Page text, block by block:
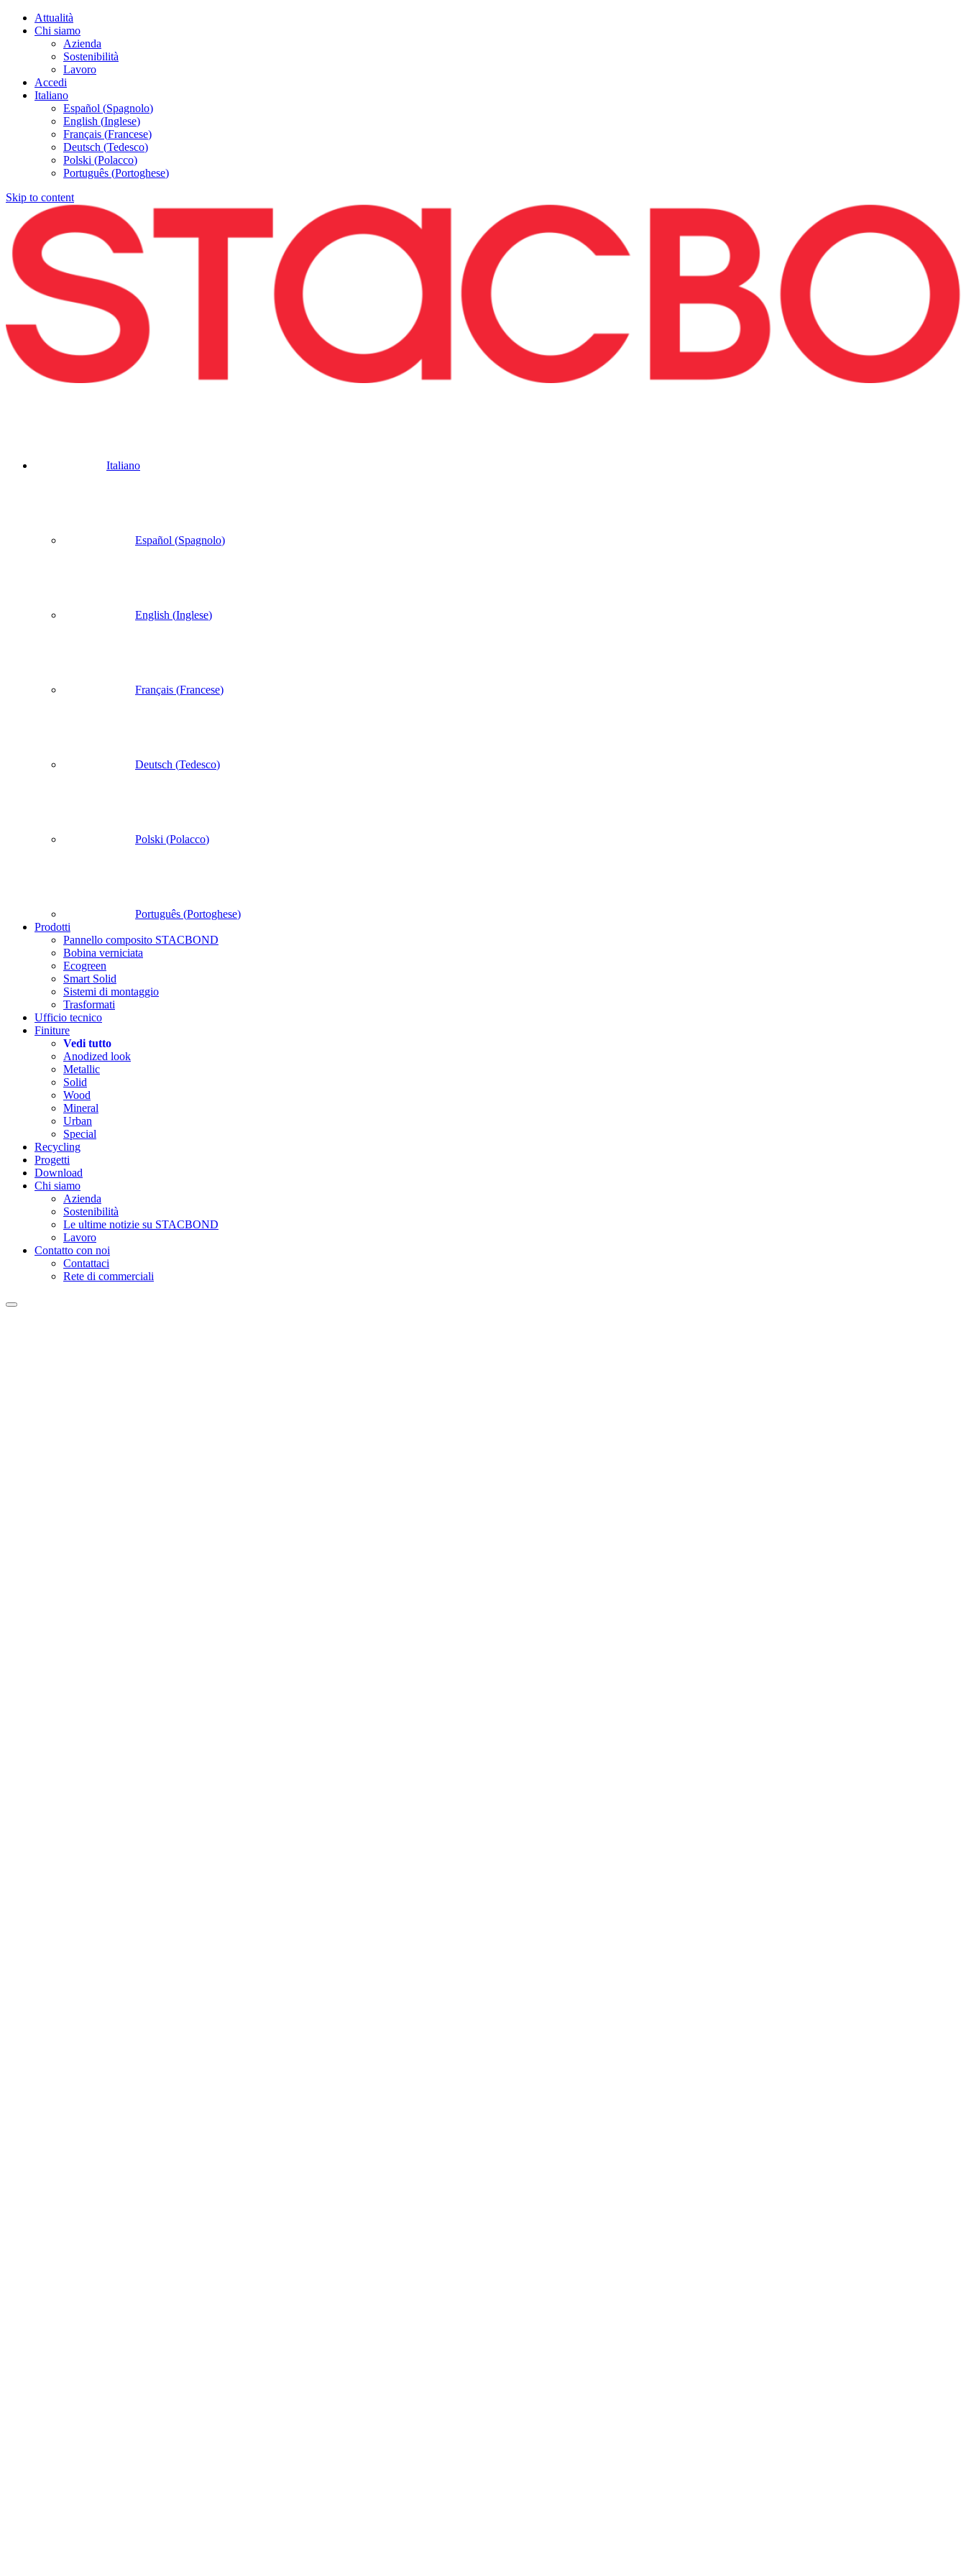
Attualità
Chi siamo
Azienda
Sostenibilità
Lavoro
Accedi
Italiano
Español (Spagnolo)
English (Inglese)
Français (Francese)
Deutsch (Tedesco)
Polski (Polacco)
Português (Portoghese)
Skip to content
Italiano
Español (Spagnolo)
English (Inglese)
Français (Francese)
Deutsch (Tedesco)
Polski (Polacco)
Português (Portoghese)
Prodotti
Pannello composito STACBOND
Bobina verniciata
Ecogreen
Smart Solid
Sistemi di montaggio
Trasformati
Ufficio tecnico
Finiture
Vedi tutto
Anodized look
Metallic
Solid
Wood
Mineral
Urban
Special
Recycling
Progetti
Download
Chi siamo
Azienda
Sostenibilità
Le ultime notizie su STACBOND
Lavoro
Contatto con noi
Contattaci
Rete di commerciali